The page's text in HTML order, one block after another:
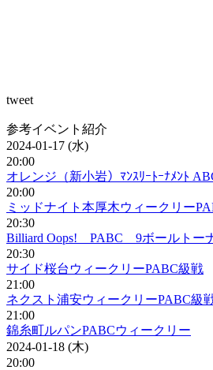
tweet
参考イベント紹介
2024-01-17 (水)
20:00
オレンジ（新小岩）ﾏﾝｽﾘｰﾄｰﾅﾒﾝﾄ
20:00
ミッドナイト本厚木ウィークリー
20:30
Billiard Oops! PABC 9ボールトー
20:30
サイド桜台ウィークリーPABC級戦
21:00
ネクスト浦安ウィークリーPABC級
21:00
錦糸町ルパンPABCウィークリー
2024-01-18 (木)
20:00